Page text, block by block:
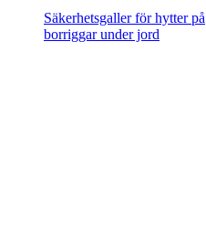
Säkerhetsgaller för hytter på
borriggar under jord